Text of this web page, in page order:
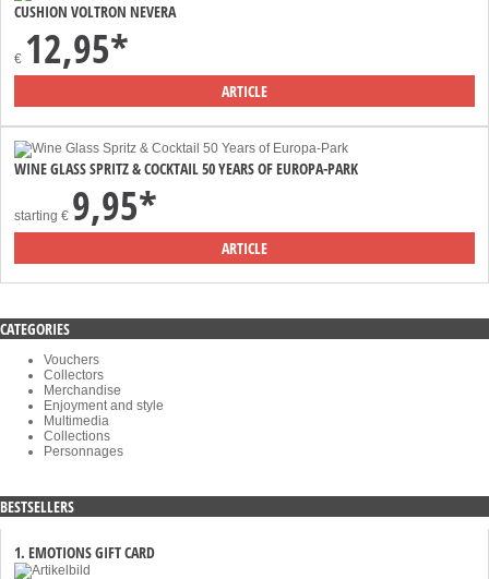
CUSHION VOLTRON NEVERA
€ 12,95*
ARTICLE
WINE GLASS SPRITZ & COCKTAIL 50 YEARS OF EUROPA-PARK
starting € 9,95*
ARTICLE
CATEGORIES
Vouchers
Collectors
Merchandise
Enjoyment and style
Multimedia
Collections
Personnages
BESTSELLERS
1. EMOTIONS GIFT CARD